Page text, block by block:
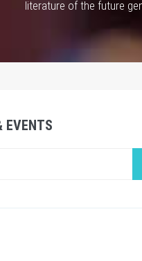
literature of the future
EVENTS